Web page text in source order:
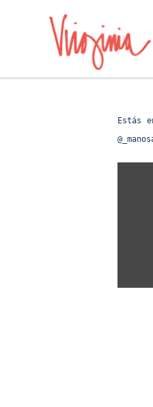
Estás